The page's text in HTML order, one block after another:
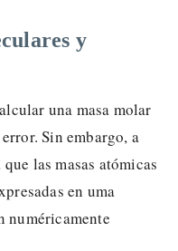
y
una masa molar
Sin embargo, a
las masas atómicas
en uma
numéricamente